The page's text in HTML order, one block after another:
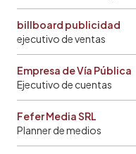
billboard publicidad
ejecutivo de ventas
Empresa de Vía Pública
Ejecutivo de cuentas
Fefer Media SRL
Planner de medios